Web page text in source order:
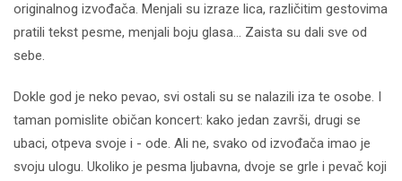
originalnog izvođača. Menjali su izraze lica, različitim gestovima
pratili tekst pesme, menjali boju glasa... Zaista su dali sve od
sebe.
Dokle god je neko pevao, svi ostali su se nalazili iza te osobe. I
taman pomislite običan koncert: kako jedan završi, drugi se
ubaci, otpeva svoje i - ode. Ali ne, svako od izvođača imao je
svoju ulogu. Ukoliko je pesma ljubavna, dvoje se grle i pevač koji